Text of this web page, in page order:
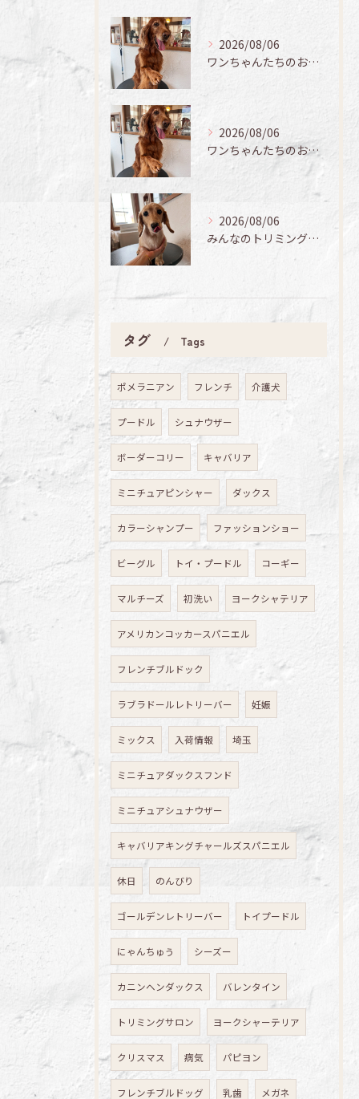
2026/08/06
ワンちゃんたちのお手入れ日記🐶✨
2026/08/06
ワンちゃんたちのお手入れ日記🐶✨
2026/08/06
みんなのトリミング日記🌟
タグ Tags
ポメラニアン フレンチ 介護犬
プードル シュナウザー
ボーダーコリー キャバリア
ミニチュアピンシャー ダックス
カラーシャンプー ファッションショー
ビーグル トイ・プードル コーギー
マルチーズ 初洗い ヨークシャテリア
アメリカンコッカースパニエル
フレンチブルドック
ラブラドールレトリーバー 妊娠
ミックス 入荷情報 埼玉
ミニチュアダックスフンド
ミニチュアシュナウザー
キャバリアキングチャールズスパニエル
休日 のんびり
ゴールデンレトリーバー トイプードル
にゃんちゅう シーズー
カニンヘンダックス バレンタイン
トリミングサロン ヨークシャーテリア
クリスマス 病気 パピヨン
フレンチブルドッグ 乳歯 メガネ